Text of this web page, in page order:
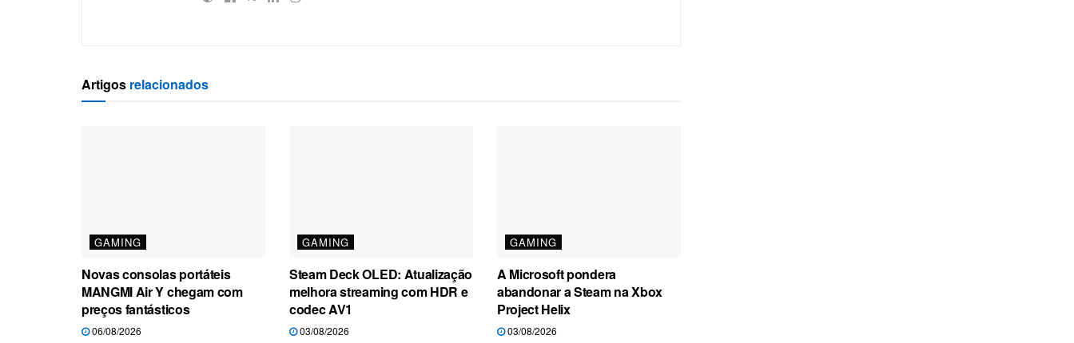
Artigos relacionados
GAMING
Novas consolas portáteis
MANGMI Air Y chegam com
preços fantásticos
06/08/2026
GAMING
Steam Deck OLED: Atualização
melhora streaming com HDR e
codec AV1
03/08/2026
GAMING
A Microsoft pondera
abandonar a Steam na Xbox
Project Helix
03/08/2026